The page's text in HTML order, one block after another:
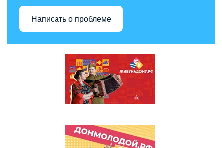
Написать о проблеме